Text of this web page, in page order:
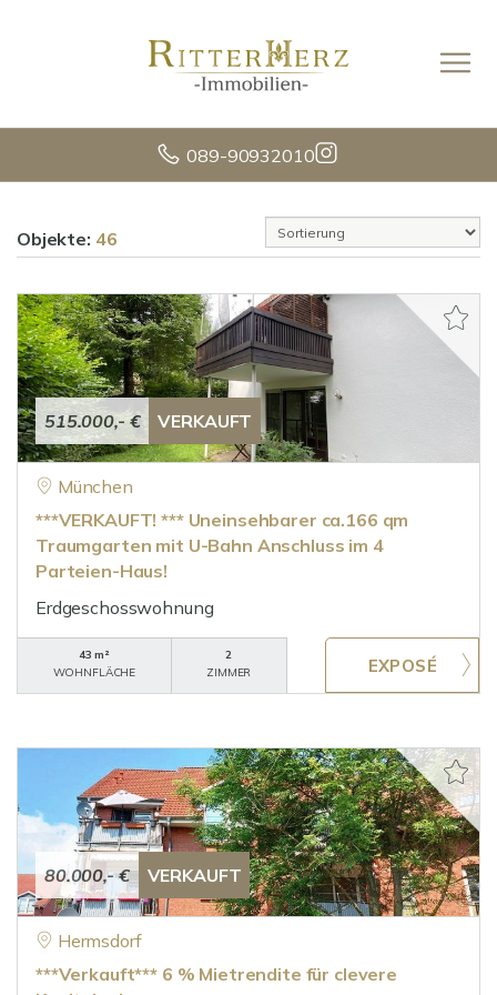
089-90932010
Objekte: 46
515.000,- € VERKAUFT
München
***VERKAUFT! *** Uneinsehbarer ca.166 qm
Traumgarten mit U-Bahn Anschluss im 4
Parteien-Haus!
Erdgeschosswohnung
43 m²
WOHNFLÄCHE
2
ZIMMER
80.000,- € VERKAUFT
Hermsdorf
***Verkauft*** 6 % Mietrendite für clevere